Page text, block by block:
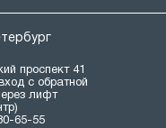
проспект 41
с обратной
лифт
65-55